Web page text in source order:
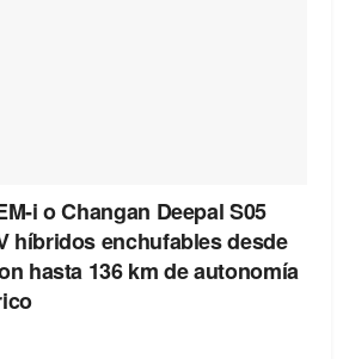
i o Changan Deepal S05
híbridos enchufables desde
hasta 136 km de autonomía